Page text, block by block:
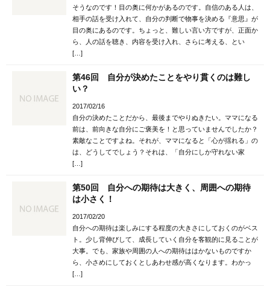
そうなのです！目の奥に何かがあるのです。自信のある人は、
相手の話を受け入れて、自分の判断で物事を決める『意思』が
目の奥にあるのです。ちょっと、難しい言い方ですが、正面か
ら、人の話を聴き、内容を受け入れ、さらに考える、とい
[…]
第46回 自分が決めたことをやり貫くのは難し
い？
2017/02/16
自分の決めたことだから、最後までやりぬきたい。ママになる
前は、前向きな自分にご褒美を！と思っていませんでしたか？
素敵なことですよね。それが、ママになると「心が揺れる」の
は、どうしてでしょう？それは、「自分にしか守れない家
[…]
第50回 自分への期待は大きく、周囲への期待
は小さく！
2017/02/20
自分への期待は楽しみにする程度の大きさにしておくのがベス
ト。少し背伸びして、成長していく自分を客観的に見ることが
大事。でも、家族や周囲の人への期待ははかないものですか
ら、小さめにしておくとしあわせ感が高くなります。わかっ
[…]